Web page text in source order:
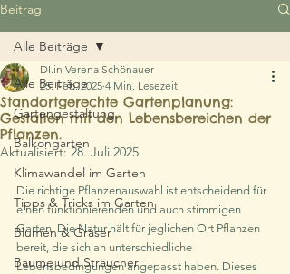
Beitrag
Alle Beiträge
Gartengestaltung
Balkongarten
Klimawandel im Garten
Tipps & Tricks im Garten
Blumen & Gräser
Bäume und Sträucher
Alle Beiträge
Standortgerechte Gartenplanung:
Gestalten mit den Lebensbereichen der
Pflanzen.
DI.in Verena Schönauer
25. Feb. 2025 4 Min. Lesezeit
Aktualisiert:28. Juli 2025
Die richtige Pflanzenauswahl ist entscheidend für
einen funktionierenden und auch stimmigen
Garten. Die Natur hält für jeglichen Ort Pflanzen
bereit, die sich an unterschiedliche
Lebensbedingungen angepasst haben. Dieses